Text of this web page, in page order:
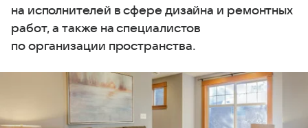
на исполнителей в сфере дизайна и ремонтных
работ, а также на специалистов
по организации пространства.